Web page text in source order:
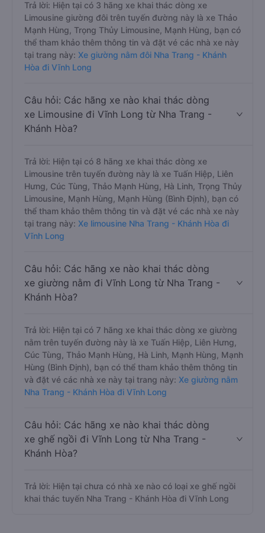
Trả lời: Hiện tại có 3 hãng xe khai thác dòng xe
Limousine giường đôi trên tuyến đường này là xe Thảo
Mạnh Hùng, Trọng Thủy Limousine, Mạnh Hùng, bạn có
thể tham khảo thêm thông tin và đặt vé các nhà xe này
tại trang này: Xe giường nằm đôi Nha Trang - Khánh
Hòa đi Vĩnh Long
Câu hỏi: Các hãng xe nào khai thác dòng
xe Limousine đi Vĩnh Long từ Nha Trang -
Khánh Hòa?
Trả lời: Hiện tại có 8 hãng xe khai thác dòng xe
Limousine trên tuyến đường này là xe Tuấn Hiệp, Liên
Hưng, Cúc Tùng, Thảo Mạnh Hùng, Hà Linh, Trọng Thủy
Limousine, Mạnh Hùng, Mạnh Hùng (Bình Định), bạn có
thể tham khảo thêm thông tin và đặt vé các nhà xe này
tại trang này: Xe limousine Nha Trang - Khánh Hòa đi
Vĩnh Long
Câu hỏi: Các hãng xe nào khai thác dòng
xe giường nằm đi Vĩnh Long từ Nha Trang -
Khánh Hòa?
Trả lời: Hiện tại có 7 hãng xe khai thác dòng xe giường
nằm trên tuyến đường này là xe Tuấn Hiệp, Liên Hưng,
Cúc Tùng, Thảo Mạnh Hùng, Hà Linh, Mạnh Hùng, Mạnh
Hùng (Bình Định), bạn có thể tham khảo thêm thông tin
và đặt vé các nhà xe này tại trang này: Xe giường nằm
Nha Trang - Khánh Hòa đi Vĩnh Long
Câu hỏi: Các hãng xe nào khai thác dòng
xe ghế ngồi đi Vĩnh Long từ Nha Trang -
Khánh Hòa?
Trả lời: Hiện tại chưa có nhà xe nào có loại xe ghế ngồi
khai thác tuyến Nha Trang - Khánh Hòa đi Vĩnh Long